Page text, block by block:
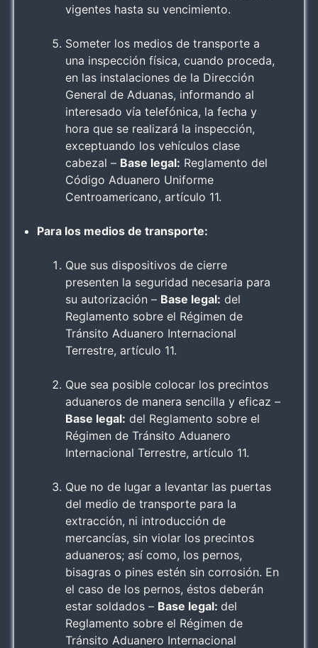
vigentes hasta su vencimiento.
Someter los medios de transporte a
una inspección física, cuando proceda,
en las instalaciones de la Dirección
General de Aduanas, informando al
interesado vía telefónica, la fecha y
hora que se realizará la inspección,
exceptuando los vehículos clase
cabezal – Base legal: Reglamento del
Código Aduanero Uniforme
Centroamericano, artículo 11.
Para los medios de transporte:
Que sus dispositivos de cierre
presenten la seguridad necesaria para
su autorización – Base legal: del
Reglamento sobre el Régimen de
Tránsito Aduanero Internacional
Terrestre, artículo 11.
Que sea posible colocar los precintos
aduaneros de manera sencilla y eficaz –
Base legal: del Reglamento sobre el
Régimen de Tránsito Aduanero
Internacional Terrestre, artículo 11.
Que no de lugar a levantar las puertas
del medio de transporte para la
extracción, ni introducción de
mercancías, sin violar los precintos
aduaneros; así como, los pernos,
bisagras o pines estén sin corrosión. En
el caso de los pernos, éstos deberán
estar soldados – Base legal: del
Reglamento sobre el Régimen de
Tránsito Aduanero Internacional